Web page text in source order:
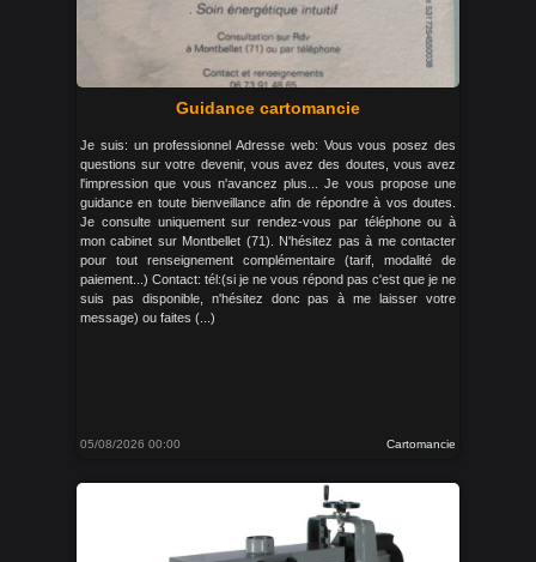
Guidance cartomancie
Je suis: un professionnel Adresse web: Vous vous posez des
questions sur votre devenir, vous avez des doutes, vous avez
l'impression que vous n'avancez plus... Je vous propose une
guidance en toute bienveillance afin de répondre à vos doutes.
Je consulte uniquement sur rendez-vous par téléphone ou à
mon cabinet sur Montbellet (71). N'hésitez pas à me contacter
pour tout renseignement complémentaire (tarif, modalité de
paiement...) Contact: tél:(si je ne vous répond pas c'est que je ne
suis pas disponible, n'hésitez donc pas à me laisser votre
message) ou faites (...)
05/08/2026 00:00 Cartomancie